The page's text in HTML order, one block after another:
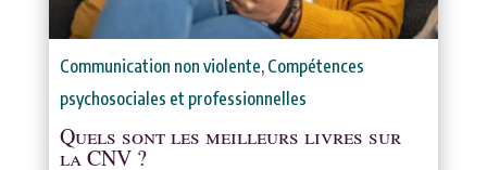
Communication non violente, Compétences
psychosociales et professionnelles
Quels sont les meilleurs livres sur
la CNV ?